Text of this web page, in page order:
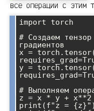
все операции с этим
import torch
# Создаем
градиентов
x =
y =
# Выполняем
z = x * y + x**2
print(f"z = {z}")